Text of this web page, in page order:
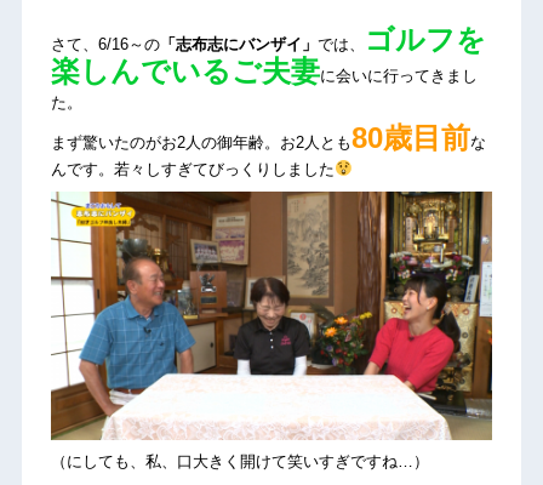
さて、6/16～の「志布志にバンザイ」 では、
ゴルフを
楽しんでいるご夫妻に会いに行ってきまし
た。
まず驚いたのがお2人の御年齢。お2人とも80歳目前な
んです。若々しすぎてびっくりしました
（にしても、私、口大きく開けて笑いすぎですね…）